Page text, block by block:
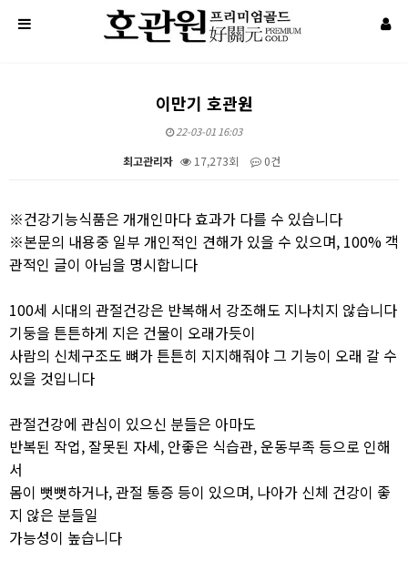
이만기 호관원
22-03-01 16:03
최고관리자 17,273회 0건
※건강기능식품은 개개인마다 효과가 다를 수 있습니다
※본문의 내용중 일부 개인적인 견해가 있을 수 있으며, 100% 객
관적인 글이 아님을 명시합니다
100세 시대의 관절건강은 반복해서 강조해도 지나치지 않습니다
기둥을 튼튼하게 지은 건물이 오래가듯이
사람의 신체구조도 뼈가 튼튼히 지지해줘야 그 기능이 오래 갈 수
있을 것입니다
관절건강에 관심이 있으신 분들은 아마도
반복된 작업, 잘못된 자세, 안좋은 식습관, 운동부족 등으로 인해
서
몸이 뻣뻣하거나, 관절 통증 등이 있으며, 나아가 신체 건강이 좋
지 않은 분들일
가능성이 높습니다